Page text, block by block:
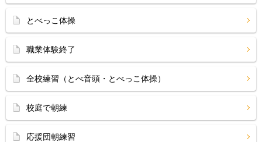
とべっこ体操
職業体験終了
全校練習（とべ音頭・とべっこ体操）
校庭で朝練
応援団朝練習